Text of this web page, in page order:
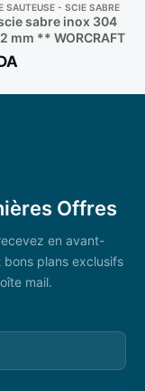
SAUTEUSE - SCIE SABRE
sabre inox 304
mm ** WORCRAFT
Offres
en avant-
plans exclusifs
mail.